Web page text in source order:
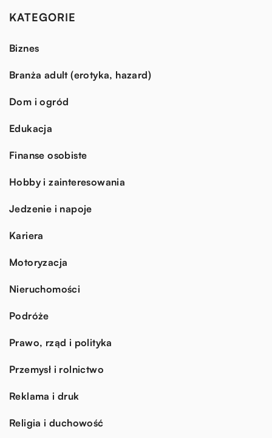
KATEGORIE
Biznes
Branża adult (erotyka, hazard)
Dom i ogród
Edukacja
Finanse osobiste
Hobby i zainteresowania
Jedzenie i napoje
Kariera
Motoryzacja
Nieruchomości
Podróże
Prawo, rząd i polityka
Przemysł i rolnictwo
Reklama i druk
Religia i duchowość